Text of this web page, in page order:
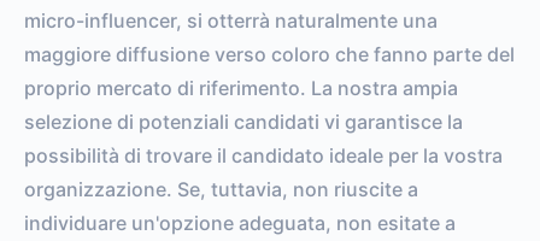
micro-influencer, si otterrà naturalmente una
maggiore diffusione verso coloro che fanno parte del
proprio mercato di riferimento. La nostra ampia
selezione di potenziali candidati vi garantisce la
possibilità di trovare il candidato ideale per la vostra
organizzazione. Se, tuttavia, non riuscite a
individuare un'opzione adeguata, non esitate a